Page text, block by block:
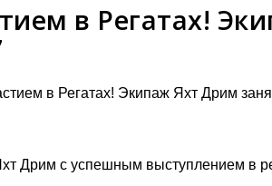
в Регатах!
в Регатах! Экипаж Яхт Дрим
Дрим с успешным выступлением в